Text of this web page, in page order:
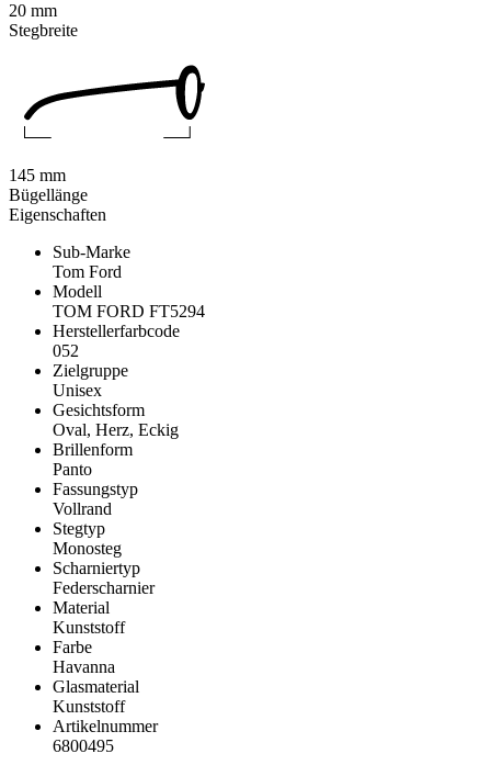
Eigenschaften
Sub-Marke
Tom Ford
Modell
TOM FORD FT5294
Herstellerfarbcode
052
Zielgruppe
Unisex
Gesichtsform
Oval, Herz, Eckig
Brillenform
Panto
Fassungstyp
Vollrand
Stegtyp
Monosteg
Scharniertyp
Federscharnier
Material
Kunststoff
Farbe
Havanna
Glasmaterial
Kunststoff
Artikelnummer
6800495
20 mm
Stegbreite
145 mm
Bügellänge